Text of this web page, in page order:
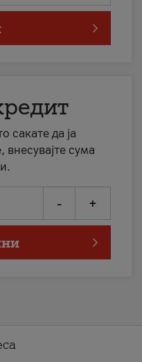
сакате да ја
сума
- +